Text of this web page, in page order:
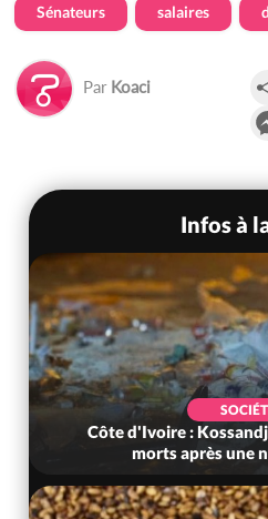
Sénateurs salaires
Par Koaci
Infos à
Côte d'Ivoire :
morts après une